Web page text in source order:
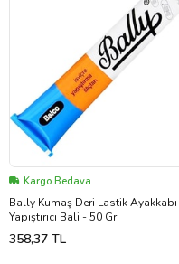
Kargo Bedava
Bally Kumaş Deri Lastik Ayakkabı
Yapıştırıcı Bali - 50 Gr
358,37 TL